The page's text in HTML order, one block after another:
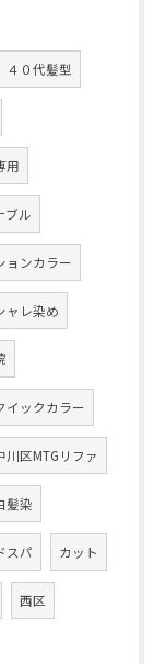
４０代髪型
用
ブル
ョンカラー
ャレ染め
イックカラー
川区MTGリファ
髪染
スパ カット
西区